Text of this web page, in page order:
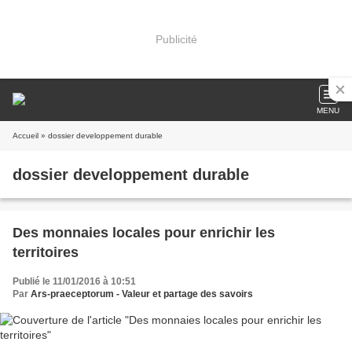
Publicité
MENU
Accueil » dossier developpement durable
dossier developpement durable
Des monnaies locales pour enrichir les
territoires
Publié le 11/01/2016 à 10:51
Par Ars-praeceptorum - Valeur et partage des savoirs